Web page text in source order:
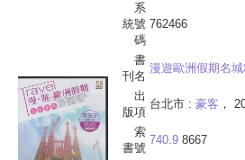
系
統號
碼
762466
書
刊名
漫遊歐洲假期名
出
版項
台北市 : 豪客 ，
索
書號
740.9 8667